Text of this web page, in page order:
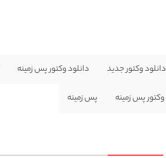
دانلود وکتور جديد دانلود وکتور پس زمينه
وکتور پس زمينه پس زمينه